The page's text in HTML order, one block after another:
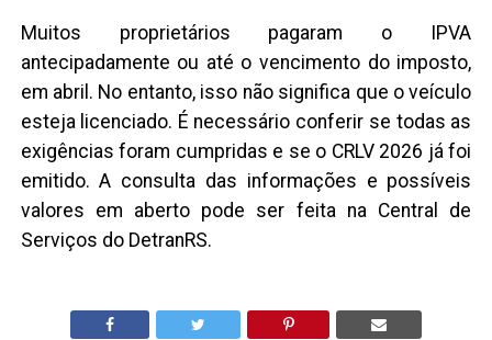
Muitos proprietários pagaram o IPVA
antecipadamente ou até o vencimento do imposto,
em abril. No entanto, isso não significa que o veículo
esteja licenciado. É necessário conferir se todas as
exigências foram cumpridas e se o CRLV 2026 já foi
emitido. A consulta das informações e possíveis
valores em aberto pode ser feita na Central de
Serviços do DetranRS.